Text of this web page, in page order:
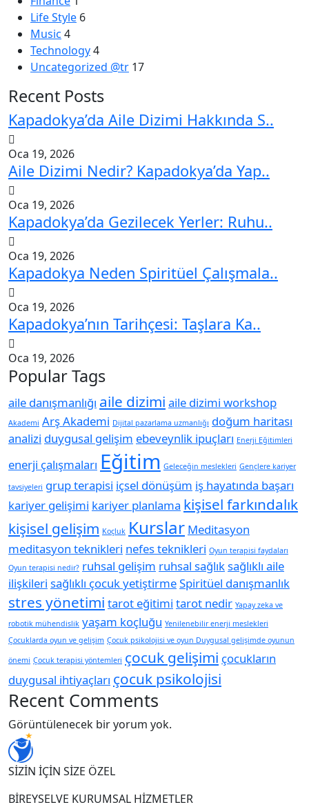
Life Style 6
Music 4
Technology4
Uncategorized @tr 17
Recent Posts
Kapadokya’da Aile Dizimi Hakkında S..
Oca 19, 2026
Aile Dizimi Nedir? Kapadokya’da Yap..
Oca 19, 2026
Kapadokya’da Gezilecek Yerler: Ruhu..
Oca 19, 2026
Kapadokya Neden Spiritüel Çalışmala..
Oca 19, 2026
Kapadokya’nın Tarihçesi: Taşlara Ka..
Oca 19, 2026
Popular Tags
aile danışmanlığı aile dizimi aile dizimi workshop
Akademi Arş Akademi Dijital pazarlama uzmanlığı doğum haritası
analizi duygusal gelişim ebeveynlik ipuçları Enerji Eğitimleri
enerji çalışmaları Eğitim Geleceğin meslekleri Gençlere kariyer
tavsiyeleri grup terapisi içsel dönüşüm iş hayatında başarı
kariyer gelişimi kariyer planlama kişisel farkındalık
kişisel gelişim Koçluk Kurslar Meditasyon
meditasyon teknikleri nefes teknikleri Oyun terapisi faydaları
Oyun terapisi nedir? ruhsal gelişim ruhsal sağlıksağlıklı aile
ilişkileri sağlıklı çocuk yetiştirmeSpiritüel danışmanlık
stres yönetimi tarot eğitimi tarot nedir Yapay zeka ve
robotik mühendislik yaşam koçluğu Yenilenebilir enerji meslekleri
Çocuklarda oyun ve gelişim Çocuk psikolojisi ve oyun Duygusal gelişimde oyunun
önemi Çocuk terapisi yöntemleri çocuk gelişimi çocukların
duygusal ihtiyaçları çocuk psikolojisi
Recent Comments
Görüntülenecek bir yorum yok.
SİZİN İÇİN SİZE ÖZEL
BİREYSELVE KURUMSAL HİZMETLER